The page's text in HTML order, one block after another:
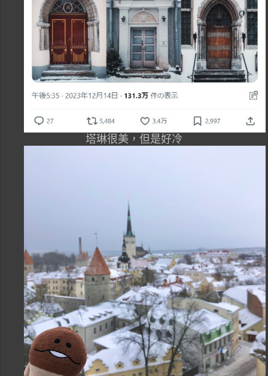
塔琳很美，但是好冷